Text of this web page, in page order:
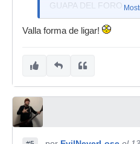
GUAPA DEL FORO, os
Salu2, y deja de
puesto...jejejeje
Valla forma de ligar!